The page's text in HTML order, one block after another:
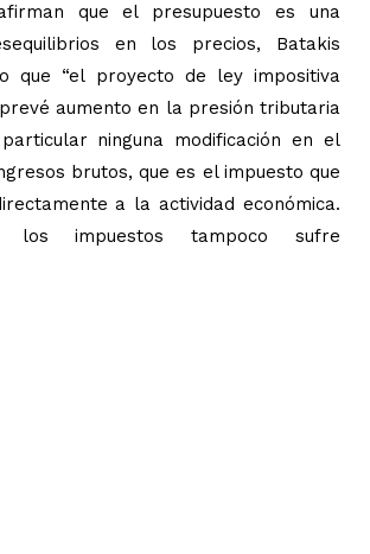
que el presupuesto es una
en los precios, Batakis
que “el proyecto de ley impositiva
aumento en la presión tributaria
ninguna modificación en el
brutos, que es el impuesto que
a la actividad económica.
impuestos tampoco sufre